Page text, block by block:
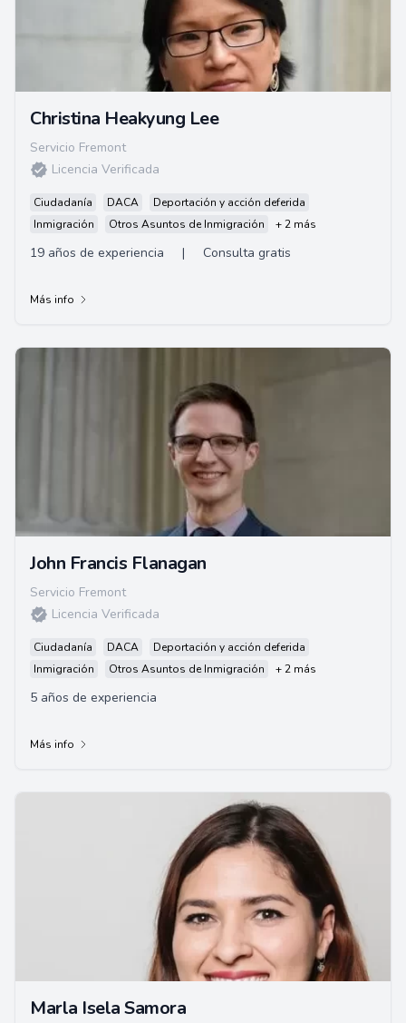
Christina Heakyung Lee
Servicio Fremont
Licencia Verificada
Ciudadanía DACA
Deportación y acción deferida
Inmigración
Otros Asuntos de Inmigración + 2 más
19 años de experiencia | Consulta gratis
Más info
John Francis Flanagan
Servicio Fremont
Licencia Verificada
Ciudadanía DACA
Deportación y acción deferida
Inmigración
Otros Asuntos de Inmigración + 2 más
5 años de experiencia
Más info
Marla Isela Samora